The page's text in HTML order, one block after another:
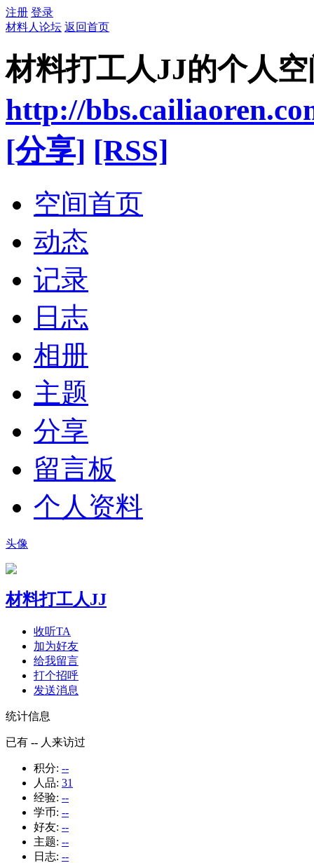
注册 登录
材料人论坛 返回首页
材料打工人JJ的个人
http://
[分享] [RSS]
空间首页
动态
记录
日志
相册
主题
分享
留言板
个人资料
头像
材料打工人JJ
收听TA
加为好友
给我留言
打个招呼
发送消息
统计信息
已有 -- 人来访过
积分: --
人品: 31
经验: --
学币: --
好友: --
主题: --
日志: --